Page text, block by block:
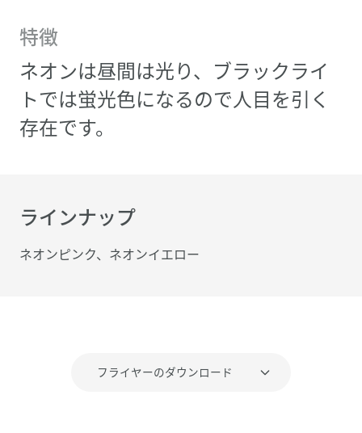
特徴
ネオンは昼間は光り、ブラックライ
トでは蛍光色になるので人目を引く
存在です。
ラインナップ
ネオンピンク、ネオンイエロー
フライヤーのダウンロード